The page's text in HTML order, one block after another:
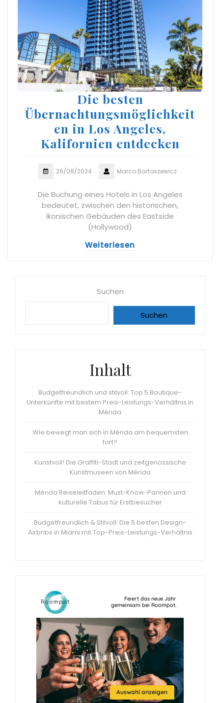
Die besten
Übernachtungsmöglichkeit
en in Los Angeles,
Kalifornien entdecken
26/08/2024 Marco Bartoszewicz
Die Buchung eines Hotels in Los Angeles
bedeutet, zwischen den historischen,
ikonischen Gebäuden des Eastside
(Hollywood)
Weiterlesen
Suchen
Suchen
Inhalt
Budgetfreundlich und stilvoll: Top 5 Boutique-
Unterkünfte mit bestem Preis-Leistungs-Verhältnis in
Mérida
Wie bewegt man sich in Mérida am bequemsten
fort?
Kunstvoll! Die Graffiti-Stadt und zeitgenössische
Kunstmuseen von Mérida
Mérida Reiseleitfaden: Must-Know-Pannen und
kulturelle Tabus für Erstbesucher
Budgetfreundlich & Stilvoll: Die 5 besten Design-
Airbnbs in Miami mit Top-Preis-Leistungs-Verhältnis